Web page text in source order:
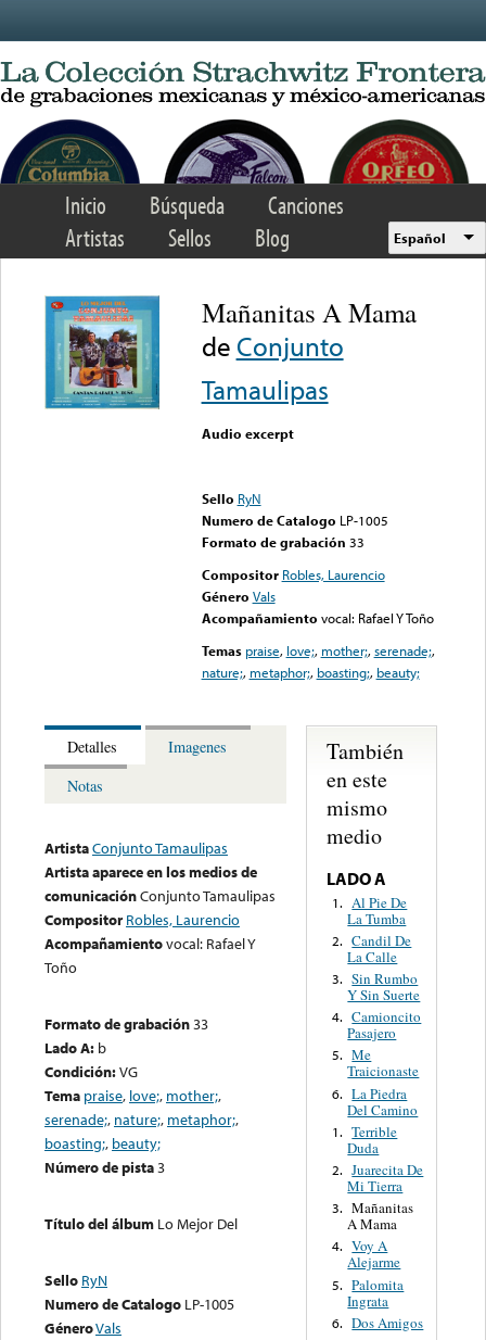
Inicio Búsqueda
Canciones
Artistas
Sellos Blog Español
Mañanitas A Mama
de Conjunto
Tamaulipas
Audio excerpt
Sello RyN
Numero de Catalogo LP-1005
Formato de grabación 33
Compositor Robles, Laurencio
Género Vals
Acompañamiento vocal: Rafael Y Toño
Temas praise, love;, mother;,serenade;,
nature;, metaphor;, boasting;, beauty;
Detalles
Imagenes
Notas
ArtistaConjunto Tamaulipas
Artista aparece en los medios de
comunicaciónConjunto Tamaulipas
Compositor Robles, Laurencio
Acompañamientovocal: Rafael Y
Toño
Formato de grabación33
Lado A: b
Condición:VG
Tema praise, love;, mother;,
serenade;, nature;, metaphor;,
boasting;, beauty;
Número de pista3
Título del álbum Lo Mejor Del
Sello RyN
Numero de Catalogo LP-1005
GéneroVals
También
en este
mismo
medio
LADO A
1. Al Pie De
La Tumba
2. Candil De
La Calle
3. Sin Rumbo
Y Sin Suerte
4. Camioncito
Pasajero
5. Me
Traicionaste
6. La Piedra
Del Camino
1. Terrible
Duda
2. Juarecita De
Mi Tierra
3. Mañanitas
A Mama
4. Voy A
Alejarme
5. Palomita
Ingrata
6. Dos Amigos